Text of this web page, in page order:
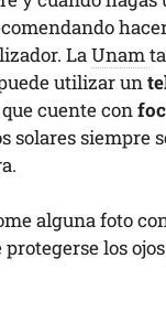
LaUnam
utilizar un
que cuente con
solares siempre
alguna foto
los